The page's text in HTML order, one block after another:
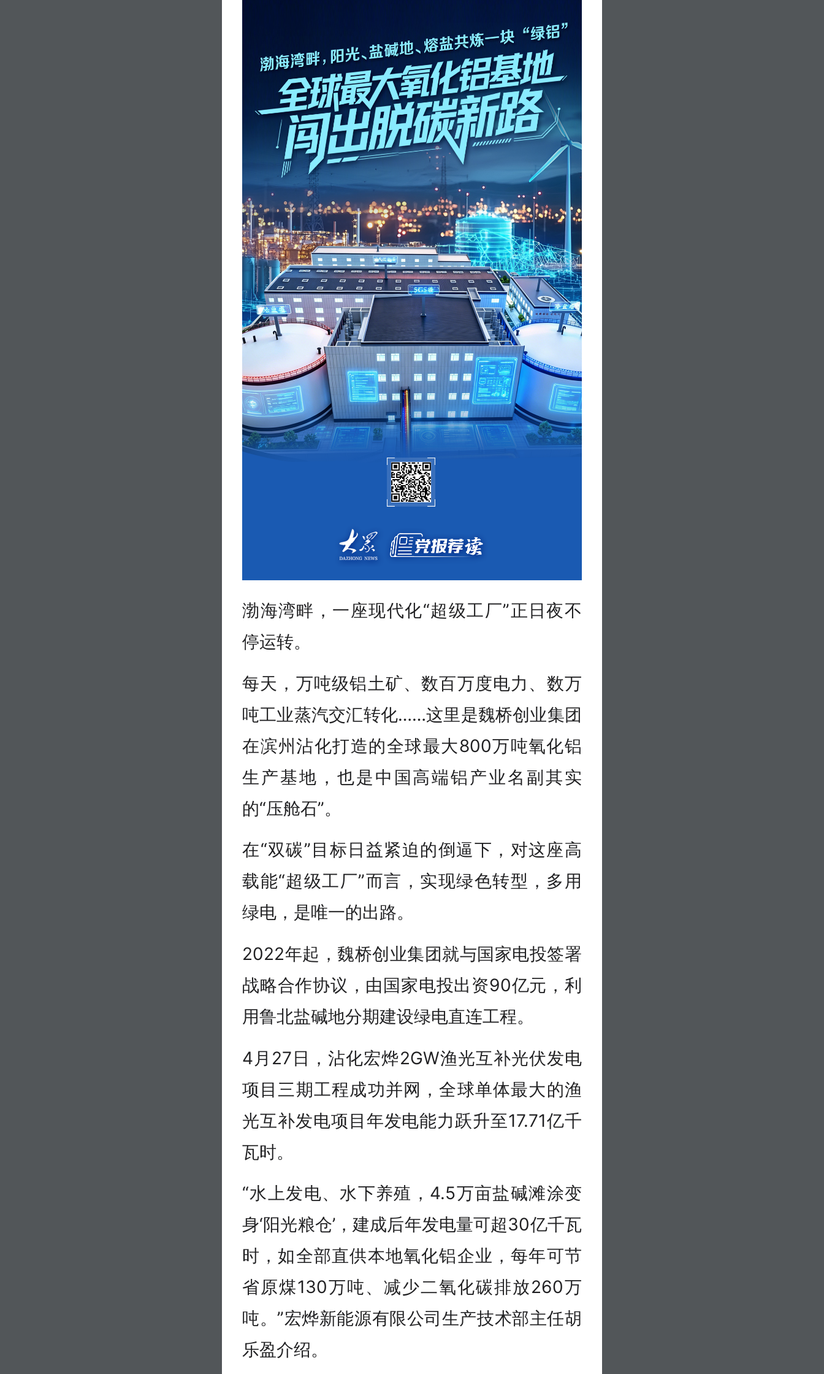
渤海湾畔，一座现代化“超级工厂”正日夜不
停运转。
每天，万吨级铝土矿、数百万度电力、数万
吨工业蒸汽交汇转化……这里是魏桥创业集团
在滨州沾化打造的全球最大800万吨氧化铝
生产基地，也是中国高端铝产业名副其实
的“压舱石”。
在“双碳”目标日益紧迫的倒逼下，对这座高
载能“超级工厂”而言，实现绿色转型，多用
绿电，是唯一的出路。
2022年起，魏桥创业集团就与国家电投签署
战略合作协议，由国家电投出资90亿元，利
用鲁北盐碱地分期建设绿电直连工程。
4月27日，沾化宏烨2GW渔光互补光伏发电
项目三期工程成功并网，全球单体最大的渔
光互补发电项目年发电能力跃升至17.71亿千
瓦时。
“水上发电、水下养殖，4.5万亩盐碱滩涂变
身‘阳光粮仓’，建成后年发电量可超30亿千瓦
时，如全部直供本地氧化铝企业，每年可节
省原煤130万吨、减少二氧化碳排放260万
吨。”宏烨新能源有限公司生产技术部主任胡
乐盈介绍。